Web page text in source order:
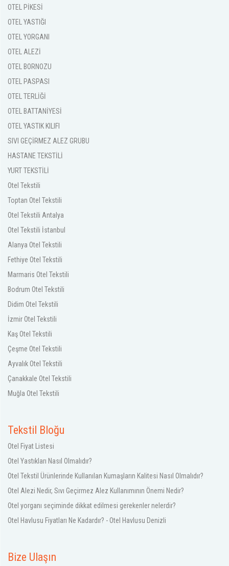
OTEL PİKESİ
OTEL YASTIĞI
OTEL YORGANI
OTEL ALEZİ
OTEL BORNOZU
OTEL PASPASI
OTEL TERLİĞİ
OTEL BATTANİYESİ
OTEL YASTIK KILIFI
SIVI GEÇİRMEZ ALEZ GRUBU
HASTANE TEKSTİLİ
YURT TEKSTİLİ
Otel Tekstili
Toptan Otel Tekstili
Otel Tekstili Antalya
Otel Tekstili İstanbul
Alanya Otel Tekstili
Fethiye Otel Tekstili
Marmaris Otel Tekstili
Bodrum Otel Tekstili
Didim Otel Tekstili
İzmir Otel Tekstili
Kaş Otel Tekstili
Çeşme Otel Tekstili
Ayvalık Otel Tekstili
Çanakkale Otel Tekstili
Muğla Otel Tekstili
Tekstil Bloğu
Otel Fiyat Listesi
Otel Yastıkları Nasıl Olmalıdır?
Otel Tekstil Ürünlerinde Kullanılan Kumaşların Kalitesi Nasıl Olmalıdır?
Otel Alezi Nedir, Sıvı Geçirmez Alez Kullanımının Önemi Nedir?
Otel yorganı seçiminde dikkat edilmesi gerekenler nelerdir?
Otel Havlusu Fiyatları Ne Kadardır? - Otel Havlusu Denizli
Bize Ulaşın